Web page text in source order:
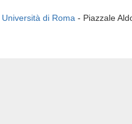
di Roma - Piazzale